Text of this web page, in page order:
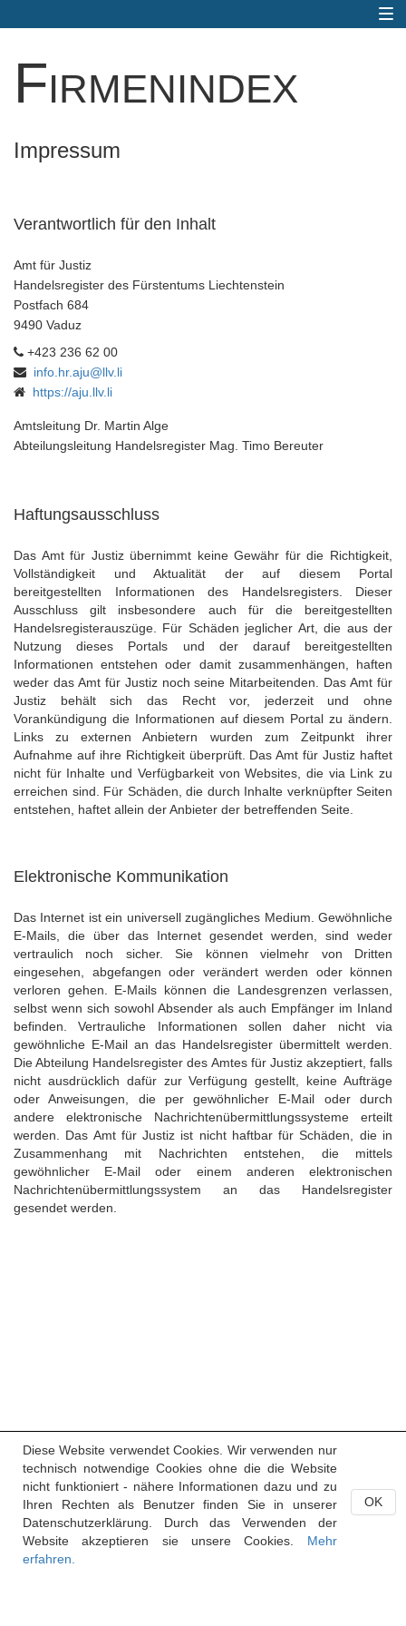
Firmenindex
Impressum
Verantwortlich für den Inhalt
Amt für Justiz
Handelsregister des Fürstentums Liechtenstein
Postfach 684
9490 Vaduz
+423 236 62 00
info.hr.aju@llv.li
https://aju.llv.li
Amtsleitung Dr. Martin Alge
Abteilungsleitung Handelsregister Mag. Timo Bereuter
Haftungsausschluss
Das Amt für Justiz übernimmt keine Gewähr für die Richtigkeit,
Vollständigkeit und Aktualität der auf diesem Portal
bereitgestellten Informationen des Handelsregisters. Dieser
Ausschluss gilt insbesondere auch für die bereitgestellten
Handelsregisterauszüge. Für Schäden jeglicher Art, die aus der
Nutzung dieses Portals und der darauf bereitgestellten
Informationen entstehen oder damit zusammenhängen, haften
weder das Amt für Justiz noch seine Mitarbeitenden. Das Amt für
Justiz behält sich das Recht vor, jederzeit und ohne
Vorankündigung die Informationen auf diesem Portal zu ändern.
Links zu externen Anbietern wurden zum Zeitpunkt ihrer
Aufnahme auf ihre Richtigkeit überprüft. Das Amt für Justiz haftet
nicht für Inhalte und Verfügbarkeit von Websites, die via Link zu
erreichen sind. Für Schäden, die durch Inhalte verknüpfter Seiten
entstehen, haftet allein der Anbieter der betreffenden Seite.
Elektronische Kommunikation
Das Internet ist ein universell zugängliches Medium. Gewöhnliche
E-Mails, die über das Internet gesendet werden, sind weder
vertraulich noch sicher. Sie können vielmehr von Dritten
eingesehen, abgefangen oder verändert werden oder können
verloren gehen. E-Mails können die Landesgrenzen verlassen,
selbst wenn sich sowohl Absender als auch Empfänger im Inland
befinden. Vertrauliche Informationen sollen daher nicht via
gewöhnliche E-Mail an das Handelsregister übermittelt werden.
Die Abteilung Handelsregister des Amtes für Justiz akzeptiert, falls
nicht ausdrücklich dafür zur Verfügung gestellt, keine Aufträge
oder Anweisungen, die per gewöhnlicher E-Mail oder durch
andere elektronische Nachrichtenübermittlungssysteme erteilt
werden. Das Amt für Justiz ist nicht haftbar für Schäden, die in
Zusammenhang mit Nachrichten entstehen, die mittels
gewöhnlicher E-Mail oder einem anderen elektronischen
Nachrichtenübermittlungssystem an das Handelsregister
gesendet werden.
Diese Website verwendet Cookies. Wir verwenden nur
technisch notwendige Cookies ohne die die Website
nicht funktioniert - nähere Informationen dazu und zu
Ihren Rechten als Benutzer finden Sie in unserer
Datenschutzerklärung. Durch das Verwenden der
Website akzeptieren sie unsere Cookies. Mehr
erfahren.
OK